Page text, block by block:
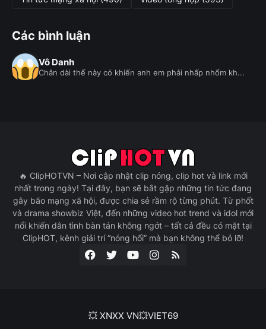
Các bình luận
Vô Danh
Chân dài thế này có khiến anh em phải nhấp nhổm kh...
🔥 ClipHOTVN – Nơi cập nhật clip nóng, clip hot và link mới
nhất trong ngày! Tại đây, bạn sẽ bắt gặp những tin tức đang
gây bão mạng xã hội, được chia sẻ rầm rộ từng phút. Từ phốt
và drama showbiz Việt, đến những video hot trend và idol mới
nổi khiến dân tình bàn tán không ngớt – tất cả đều có mặt tại
ClipHOT, kênh giải trí “nóng hổi” mà bạn không thể bỏ lỡ!
💥 XNXX VN💥VIET69